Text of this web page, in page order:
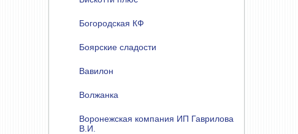
Богородская КФ
Боярские сладости
Вавилон
Волжанка
Воронежская компания ИП Гаврилова
В.И.